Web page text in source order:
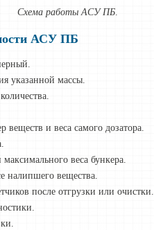
Схема работы АСУ ПБ.
АСУ ПБ
указанной массы.
и веса самого дозатора.
веса бункера.
налипшего вещества.
после отгрузки или очистки.